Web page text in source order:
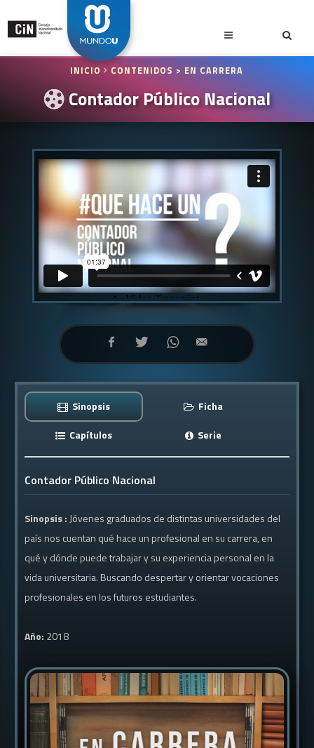
INICIO CONTENIDOS > EN CARRERA
Contador Público Nacional
Sinopsis
Ficha
Capítulos
Serie
Contador Público Nacional
Sinopsis : Jóvenes graduados de distintas universidades del
país nos cuentan qué hace un profesional en su carrera, en
qué y dónde puede trabajar y su experiencia personal en la
vida universitaria. Buscando despertar y orientar vocaciones
profesionales en los futuros estudiantes.
Año: 2018